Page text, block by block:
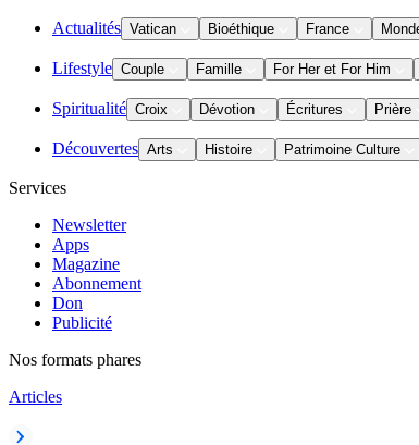
Actualités Vatican Bioéthique France
Lifestyle Couple Famille For Her et For Him
Spiritualité Croix Dévotion Écritures Prière
Découvertes Arts Histoire Patrimoine Culture
Services
Newsletter
Apps
Magazine
Abonnement
Don
Publicité
Nos formats phares
Articles